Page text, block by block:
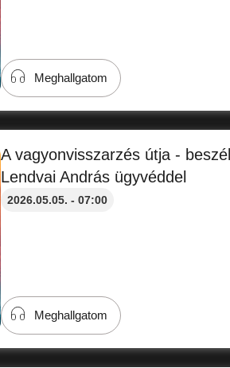
Meghallgatom
A vagyonvisszarzés útja -
Lendvai András ügyvéddel
2026.05.05. - 07:00
Meghallgatom